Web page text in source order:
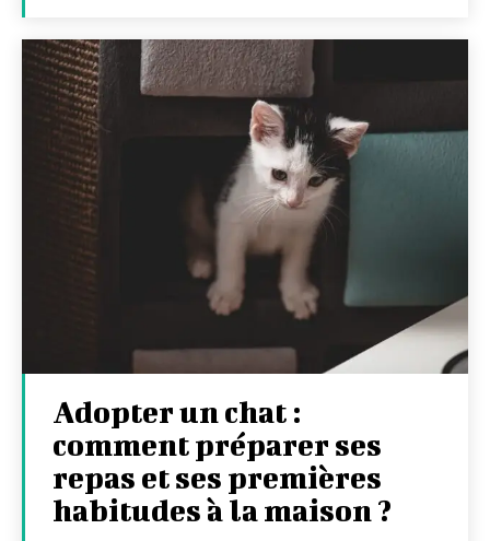
Adopter un chat :
comment préparer ses
repas et ses premières
habitudes à la maison ?